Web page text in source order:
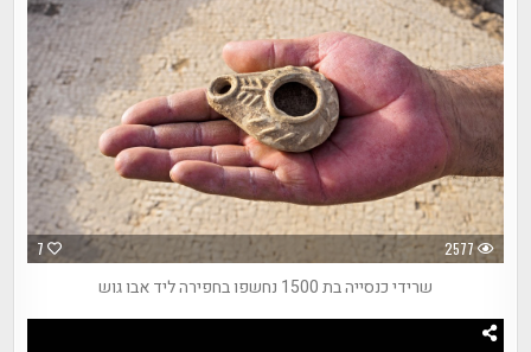
7 2577
שרידי כנסייה בת 1500 נחשפו בחפירה ליד אבו גוש